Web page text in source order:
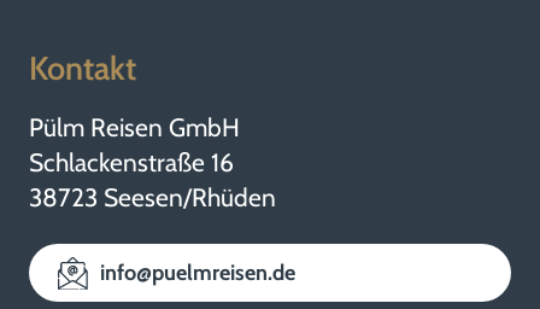
Kontakt
Pülm Reisen GmbH
Schlackenstraße 16
38723 Seesen/Rhüden
info@puelmreisen.de